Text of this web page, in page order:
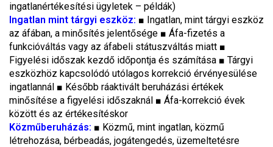
ingatlanértékesítési ügyletek – példák)
Ingatlan mint tárgyi eszköz: ■ Ingatlan, mint tárgyi eszköz
az áfában, a minősítés jelentősége ■ Áfa-fizetés a
funkcióváltás vagy az áfabeli státuszváltás miatt ■
Figyelési időszak kezdő időpontja és számítása ■ Tárgyi
eszközhöz kapcsolódó utólagos korrekció érvényesülése
ingatlannál ■ Később ráaktivált beruházási értékek
minősítése a figyelési időszaknál ■ Áfa-korrekció évek
között és az értékesítéskor
Közműberuházás: ■ Közmű, mint ingatlan, közmű
létrehozása, bérbeadás, jogátengedés, üzemeltetésre